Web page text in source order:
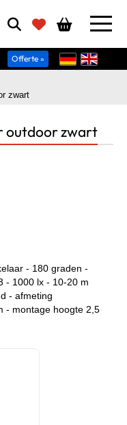
Offerte »
zwart
outdoor zwart
- 180 graden -
- 1000 lx - 10-20 m
- afmeting
- montage hoogte 2,5